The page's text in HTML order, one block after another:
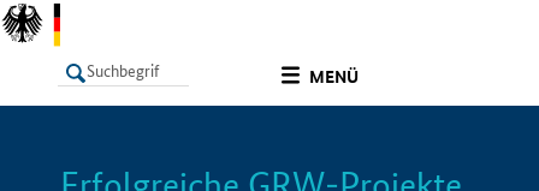
MENÜ
LISTE Info